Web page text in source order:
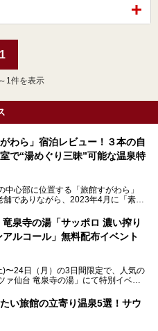
1
1件を表示
わら」宿泊レビュー！３本の自
で“湯めぐり三昧”可能な温泉特
中心部に位置する「旅館すがわら」
でありながら、2023年4月に「素泊
設され、温泉ファン・サウナ―双方に
完結する圧倒的な「湯めぐり」のバリ
パート”・“東の横綱”と称される鳴子
異なる自家源泉を使い分けるその実
に宿泊した筆者が、“温泉”を中心にそ
します！
泉寺の湯「サッポロ 濃い搾り
ルコール」無料配布イベント
〜24日（月）の3日間限定で、人気の
ァ仙台 竜泉寺の湯」にて特別イベン
モンサワー ノンアルコール」を無料
投稿で「サッポロ 濃い搾りグレフ
ル」もプレゼント。湯上がりにぴっ
い旅館の立寄り温泉5選！サウ